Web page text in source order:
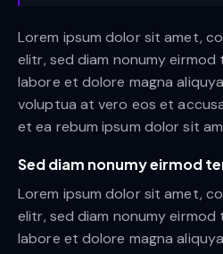
Lorem ipsum dolor sit amet,
elitr, sed diam nonumy
labore et dolore magna
voluptua at vero eos et
et ea rebum ipsum dolor sit
Sed diam nonumy eirmod
Lorem ipsum dolor sit amet,
elitr, sed diam nonumy
labore et dolore magna